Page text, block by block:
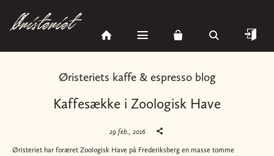
Øristeriets kaffe & espresso blog
Kaffesække i Zoologisk Have
29 feb., 2016
Øristeriet har foræret Zoologisk Have på Frederiksberg en masse tomme